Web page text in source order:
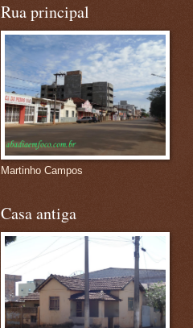
Rua principal
Martinho Campos
Casa antiga